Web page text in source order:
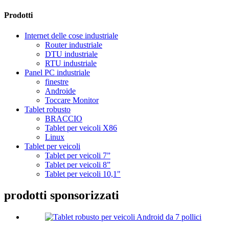
Prodotti
Internet delle cose industriale
Router industriale
DTU industriale
RTU industriale
Panel PC industriale
finestre
Androide
Toccare Monitor
Tablet robusto
BRACCIO
Tablet per veicoli X86
Linux
Tablet per veicoli
Tablet per veicoli 7”
Tablet per veicoli 8”
Tablet per veicoli 10,1"
prodotti sponsorizzati